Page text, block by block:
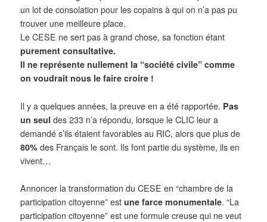
un lot de consolation pour les copains à qui on n’a pas pu
trouver une meilleure place.
Le CESE ne sert pas à grand chose, sa fonction étant
purement consultative.
Il ne représente nullement la “société civile” comme
on voudrait nous le faire croire !
Il y a quelques années, la preuve en a été rapportée. Pas
un seuldes 233 n’a répondu, lorsque le CLIC leur a
demandé s’ils étaient favorables au RIC, alors que plus de
80%des Français le sont. Ils font partie du système, ils en
vivent…
Annoncer la transformation du CESE en “chambre de la
participation citoyenne” estune farce monumentale. “La
participation citoyenne” est une formule creuse qui ne veut